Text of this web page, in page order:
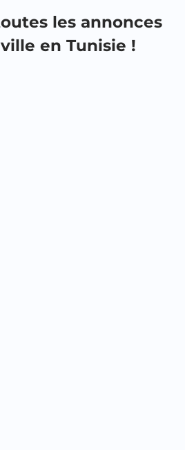
les annonces
en Tunisie !